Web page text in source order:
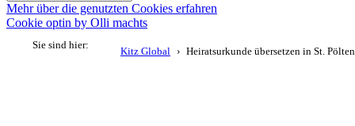
Sie sind hier:
Kitz Global Heiratsurkunde übersetzen in St. Pölten
Mehr über die genutzten Cookies erfahren
Cookie optin by Olli machts